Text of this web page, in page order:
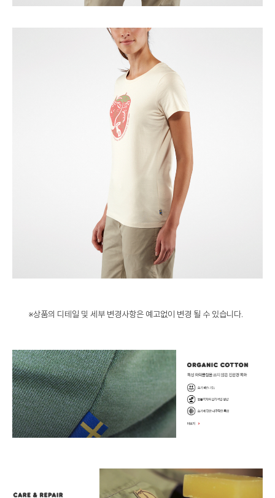
※상품의 디테일 및 세부 변경사항은 예고없이 변경 될 수 있습니다.